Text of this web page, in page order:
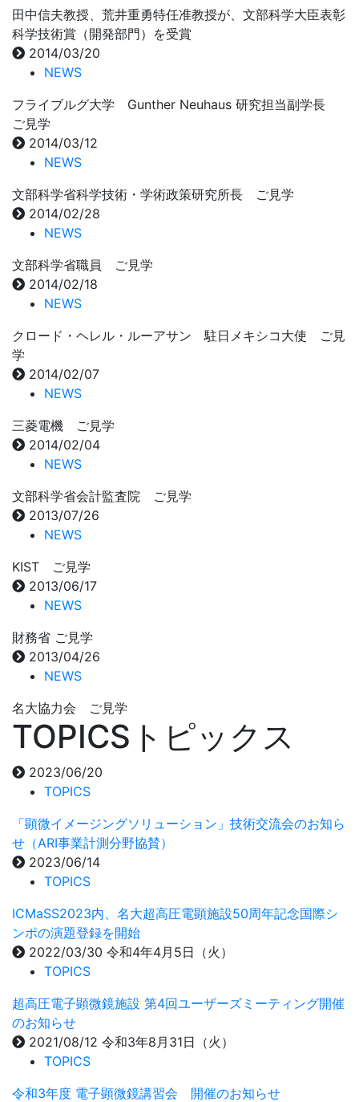
田中信夫教授、荒井重勇特任准教授が、文部科学大臣表彰
科学技術賞（開発部門）を受賞
2014/03/20
NEWS
フライブルグ大学 Gunther Neuhaus 研究担当副学長
ご見学
2014/03/12
NEWS
文部科学省科学技術・学術政策研究所長 ご見学
2014/02/28
NEWS
文部科学省職員 ご見学
2014/02/18
NEWS
クロード・ヘレル・ルーアサン 駐日メキシコ大使 ご見
学
2014/02/07
NEWS
三菱電機 ご見学
2014/02/04
NEWS
文部科学省会計監査院 ご見学
2013/07/26
NEWS
KIST ご見学
2013/06/17
NEWS
財務省 ご見学
2013/04/26
NEWS
名大協力会 ご見学
TOPICS トピックス
2023/06/20
TOPICS
「顕微イメージングソリューション」技術交流会のお知ら
せ（ARI事業計測分野協賛）
2023/06/14
TOPICS
ICMaSS2023内、名大超高圧電顕施設50周年記念国際シ
ンポの演題登録を開始
2022/03/30 令和4年4月5日（火）
TOPICS
超高圧電子顕微鏡施設 第4回ユーザーズミーティング開催
のお知らせ
2021/08/12 令和3年8月31日（火）
TOPICS
令和3年度 電子顕微鏡講習会 開催のお知らせ